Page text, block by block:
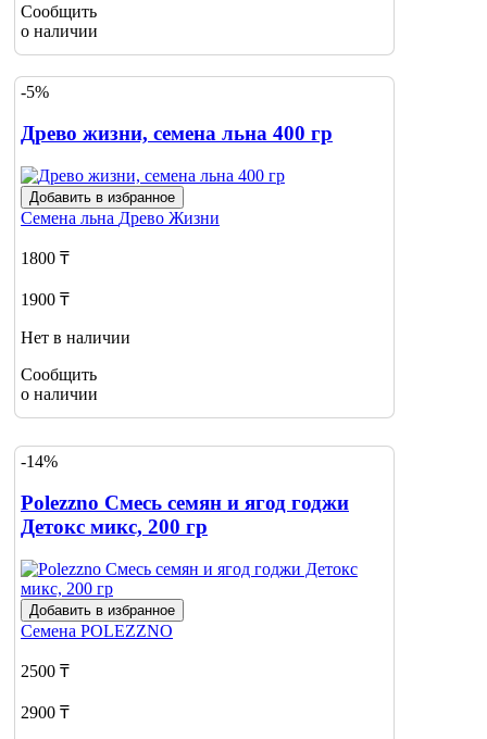
Сообщить
о наличии
-5%
Древо жизни, семена льна 400 гр
Добавить в избранное
Семена льна Древо Жизни
1800 ₸
1900 ₸
Нет в наличии
Сообщить
о наличии
-14%
Polezzno Смесь семян и ягод годжи
Детокс микс, 200 гр
Добавить в избранное
Семена POLEZZNO
2500 ₸
2900 ₸